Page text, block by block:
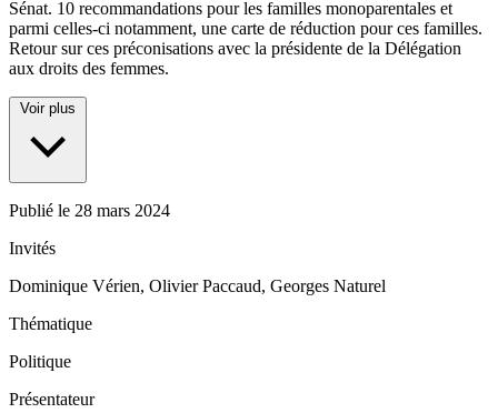
Sénat. 10 recommandations pour les familles monoparentales et
parmi celles-ci notamment, une carte de réduction pour ces familles.
Retour sur ces préconisations avec la présidente de la Délégation
aux droits des femmes.
Voir plus
Publié le 28 mars 2024
Invités
Dominique Vérien, Olivier Paccaud, Georges Naturel
Thématique
Politique
Présentateur